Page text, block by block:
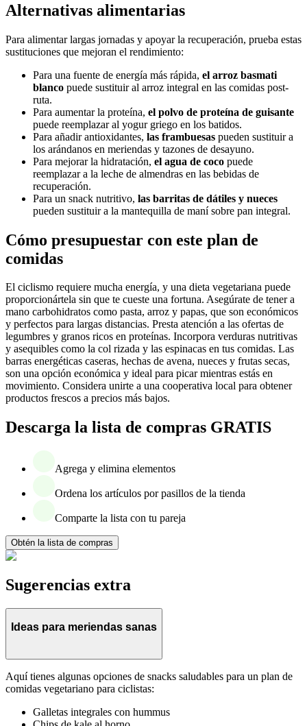
Alternativas alimentarias
Para alimentar largas jornadas y apoyar la recuperación, prueba estas
sustituciones que mejoran el rendimiento:
Para una fuente de energía más rápida, el arroz basmati
blanco puede sustituir al arroz integral en las comidas post-
ruta.
Para aumentar la proteína, el polvo de proteína de guisante
puede reemplazar al yogur griego en los batidos.
Para añadir antioxidantes, las frambuesas pueden sustituir a
los arándanos en meriendas y tazones de desayuno.
Para mejorar la hidratación, el agua de coco puede
reemplazar a la leche de almendras en las bebidas de
recuperación.
Para un snack nutritivo, las barritas de dátiles y nueces
pueden sustituir a la mantequilla de maní sobre pan integral.
Cómo presupuestar con este plan de
comidas
El ciclismo requiere mucha energía, y una dieta vegetariana puede
proporcionártela sin que te cueste una fortuna. Asegúrate de tener a
mano carbohidratos como pasta, arroz y papas, que son económicos
y perfectos para largas distancias. Presta atención a las ofertas de
legumbres y granos ricos en proteínas. Incorpora verduras nutritivas
y asequibles como la col rizada y las espinacas en tus comidas. Las
barras energéticas caseras, hechas de avena, nueces y frutas secas,
son una opción económica y ideal para picar mientras estás en
movimiento. Considera unirte a una cooperativa local para obtener
productos frescos a precios más bajos.
Descarga la lista de compras GRATIS
Agrega y elimina elementos
Ordena los artículos por pasillos de la tienda
Comparte la lista con tu pareja
Obtén la lista de compras
Sugerencias extra
Ideas para meriendas sanas
Aquí tienes algunas opciones de snacks saludables para un plan de
comidas vegetariano para ciclistas:
Galletas integrales con hummus